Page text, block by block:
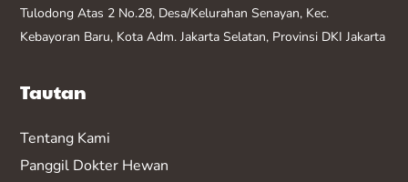
Tulodong Atas 2 No.28, Desa/Kelurahan Senayan, Kec.
Kebayoran Baru, Kota Adm. Jakarta Selatan, Provinsi DKI Jakarta
Tautan
Tentang Kami
Panggil Dokter Hewan